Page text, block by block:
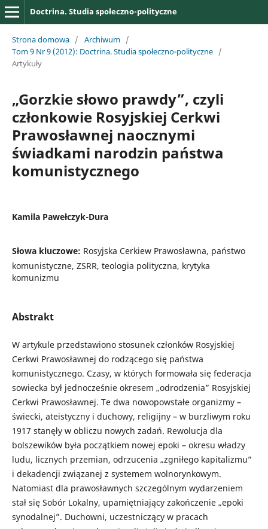
Doctrina. Studia społeczno-polityczne
Strona domowa / Archiwum /
Tom 9 Nr 9 (2012): Doctrina. Studia społeczno-polityczne /
Artykuły
„Gorzkie słowo prawdy”, czyli
członkowie Rosyjskiej Cerkwi
Prawosławnej naocznymi
świadkami narodzin państwa
komunistycznego
Kamila Pawełczyk-Dura
Słowa kluczowe: Rosyjska Cerkiew Prawosławna, państwo
komunistyczne, ZSRR, teologia polityczna, krytyka
komunizmu
Abstrakt
W artykule przedstawiono stosunek członków Rosyjskiej
Cerkwi Prawosławnej do rodzącego się państwa
komunistycznego. Czasy, w których formowała się federacja
sowiecka był jednocześnie okresem „odrodzenia” Rosyjskiej
Cerkwi Prawosławnej. Te dwa nowopowstałe organizmy –
świecki, ateistyczny i duchowy, religijny – w burzliwym roku
1917 stanęły w obliczu nowych zadań. Rewolucja dla
bolszewików była początkiem nowej epoki – okresu władzy
ludu, licznych przemian, odrzucenia „zgniłego kapitalizmu”
i dekadencji związanej z systemem wolnorynkowym.
Natomiast dla prawosławnych szczególnym wydarzeniem
stał się Sobór Lokalny, upamiętniający zakończenie „epoki
synodalnej”. Duchowni, uczestniczący w pracach